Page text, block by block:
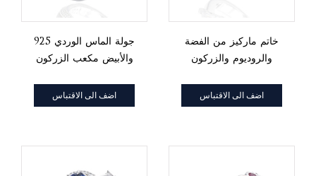
925 جولة الماس الوردي
والأبيض مكعب الزركون
اضف الى الاقتباس
خاتم ماركيز من الفضة
والروديوم والزركون
والأبيض
اضف الى الاقتباس